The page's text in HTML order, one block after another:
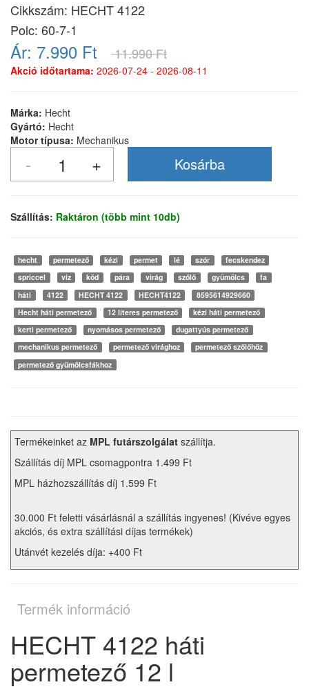
Cikkszám: HECHT 4122
Polc: 60-7-1
Ár: 7.990 Ft 11.990 Ft
Akció időtartama: 2026-07-24 - 2026-08-11
Márka: Hecht
Gyártó: Hecht
Motor típusa: Mechanikus
Szállítás: Raktáron (több mint 10db)
hecht permetező kézi permet lé szór
fecskendez
spriccel
víz köd pára virág szőlő gyümölcs
fa
háti
4122 HECHT 4122 HECHT4122
8595614929660
Hecht háti permetező
12 literes permetező
kézi háti permetező
kerti permetező
nyomásos permetező
dugattyús permetező
mechanikus permetező
permetező virághoz
permetező szőlőhöz
permetező gyümölcsfákhoz
Termékeinket az MPL futárszolgálat szállítja.
Szállítás díj MPL csomagpontra 1.499 Ft
MPL házhozszállítás díj 1.599 Ft
30.000 Ft feletti vásárlásnál a szállítás ingyenes! (Kivéve egyes
akciós, és extra szállítási díjas termékek)
Utánvét kezelés díja: +400 Ft
Termék információ
HECHT 4122 háti
permetező 12 l